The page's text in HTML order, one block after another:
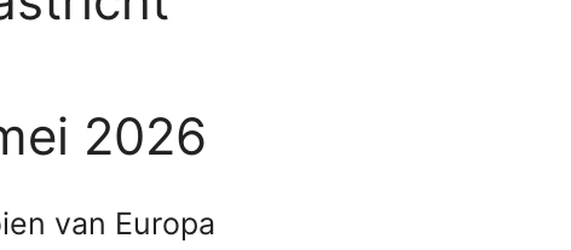
2026
van Europa